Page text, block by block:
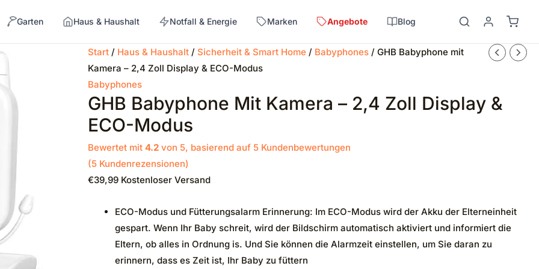
Garten Haus & Haushalt Notfall & Energie Marken Angebote Blog
→
Start/ Haus & Haushalt/ Sicherheit & Smart Home / Babyphones/ GHB Babyphone mit
Kamera – 2,4 Zoll Display & ECO-Modus
Babyphones
GHB Babyphone Mit Kamera – 2,4 Zoll Display &
ECO-Modus
Bewertet mit 4.2von 5, basierend auf 5Kundenbewertungen
(5Kundenrezensionen)
€39,99 Kostenloser Versand
ECO-Modus und Fütterungsalarm Erinnerung: Im ECO-Modus wird der Akku der Elterneinheit
gespart. Wenn Ihr Baby schreit, wird der Bildschirm automatisch aktiviert und informiert die
Eltern, ob alles in Ordnung is. Und Sie können die Alarmzeit einstellen, um Sie daran zu
erinnern, dass es Zeit ist, Ihr Baby zu füttern